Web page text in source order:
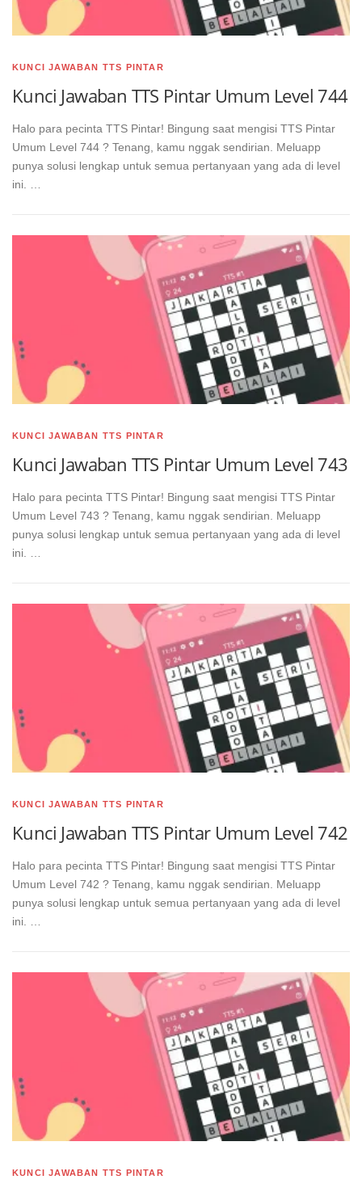
KUNCI JAWABAN TTS PINTAR
Kunci Jawaban TTS Pintar Umum Level 744
Halo para pecinta TTS Pintar! Bingung saat mengisi TTS Pintar
Umum Level 744 ? Tenang, kamu nggak sendirian. Meluapp
punya solusi lengkap untuk semua pertanyaan yang ada di level
ini. …
KUNCI JAWABAN TTS PINTAR
Kunci Jawaban TTS Pintar Umum Level 743
Halo para pecinta TTS Pintar! Bingung saat mengisi TTS Pintar
Umum Level 743 ? Tenang, kamu nggak sendirian. Meluapp
punya solusi lengkap untuk semua pertanyaan yang ada di level
ini. …
KUNCI JAWABAN TTS PINTAR
Kunci Jawaban TTS Pintar Umum Level 742
Halo para pecinta TTS Pintar! Bingung saat mengisi TTS Pintar
Umum Level 742 ? Tenang, kamu nggak sendirian. Meluapp
punya solusi lengkap untuk semua pertanyaan yang ada di level
ini. …
KUNCI JAWABAN TTS PINTAR